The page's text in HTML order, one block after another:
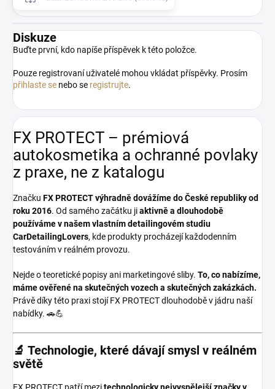
Diskuze
Buďte první, kdo napíše příspěvek k této položce.
Pouze registrovaní uživatelé mohou vkládat příspěvky. Prosím
přihlaste se nebo se registrujte.
FX PROTECT – prémiová
autokosmetika a ochranné povlaky
z praxe, ne z katalogu
Značku FX PROTECTvýhradně dovážíme do České republiky od
roku 2016. Od samého začátku jiaktivně a dlouhodobě
používáme v našem vlastním detailingovém studiu
CarDetailingLovers, kde produkty procházejí každodenním
testováním v reálném provozu.
Nejde o teoretické popisy ani marketingové sliby. To, co nabízíme,
máme ověřené na skutečných vozech a skutečných zakázkách.
Právě díky této praxi stojí FX PROTECT dlouhodobě v jádru naší
nabídky. 🚗💪
🔬 Technologie, které dávají smysl v reálném
světě